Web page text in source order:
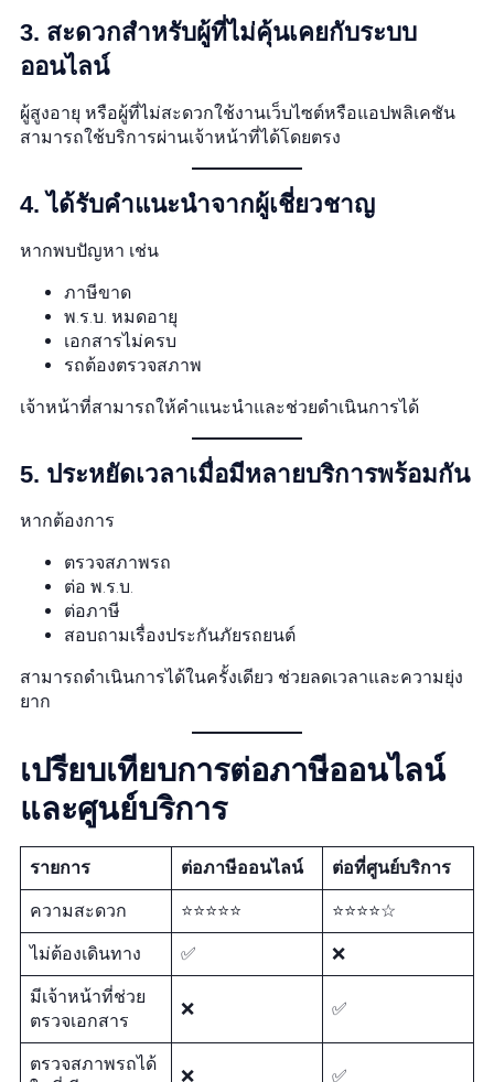
3. สะดวกสำหรับผู้ที่ไม่คุ้นเคยกับระบบ
ออนไลน์
ผู้สูงอายุ หรือผู้ที่ไม่สะดวกใช้งานเว็บไซต์หรือแอปพลิเคชัน
สามารถใช้บริการผ่านเจ้าหน้าที่ได้โดยตรง
4. ได้รับคำแนะนำจากผู้เชี่ยวชาญ
หากพบปัญหา เช่น
ภาษีขาด
พ.ร.บ. หมดอายุ
เอกสารไม่ครบ
รถต้องตรวจสภาพ
เจ้าหน้าที่สามารถให้คำแนะนำและช่วยดำเนินการได้
5. ประหยัดเวลาเมื่อมีหลายบริการพร้อมกัน
หากต้องการ
ตรวจสภาพรถ
ต่อ พ.ร.บ.
ต่อภาษี
สอบถามเรื่องประกันภัยรถยนต์
สามารถดำเนินการได้ในครั้งเดียว ช่วยลดเวลาและความยุ่ง
ยาก
เปรียบเทียบการต่อภาษีออนไลน์
และศูนย์บริการ
รายการ ต่อภาษีออนไลน์ ต่อที่ศูนย์บริการ
ความสะดวก ⭐⭐⭐⭐⭐ ⭐⭐⭐⭐☆
ไม่ต้องเดินทาง ✅ ❌
มีเจ้าหน้าที่ช่วย
ตรวจเอกสาร
❌ ✅
ตรวจสภาพรถได้
❌ ✅